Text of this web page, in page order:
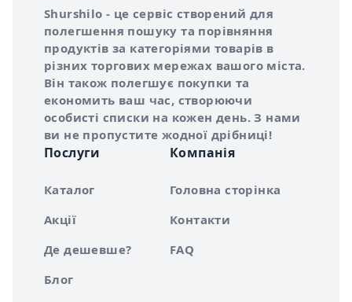
Про сервіс Shurshilo
Shurshilo - це сервіс створений для
полегшення пошуку та порівняння
продуктів за категоріями товарів в
різних торгових мережах вашого міста.
Він також полегшує покупки та
економить ваш час, створюючи
особисті списки на кожен день. З нами
ви не пропустите жодної дрібниці!
Послуги
Каталог
Акції
Де дешевше?
Блог
Компанія
Головна сторінка
Контакти
FAQ